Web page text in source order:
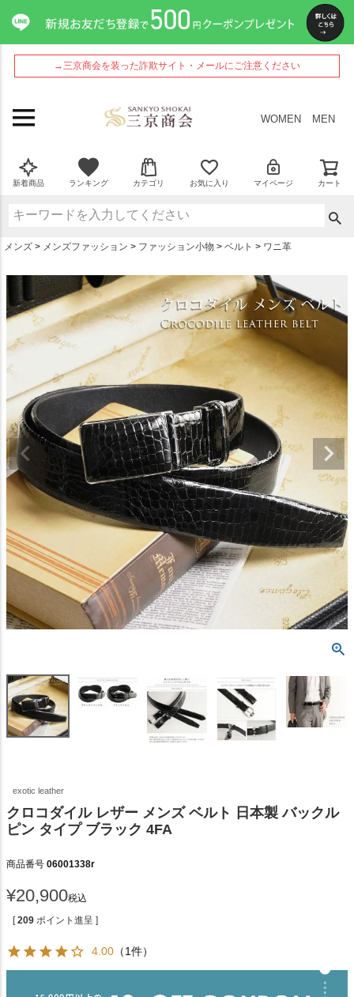
→三京商会を装った詐欺サイト・メールにご注意ください
WOMEN MEN
新着商品 ランキング カテゴリ お気に入り マイページ カート
メンズ メンズファッション ファッション小物 ベルト ワニ革
exotic leather
クロコダイル レザー メンズ ベルト 日本製 バックル
ピン タイプ ブラック 4FA
商品番号 06001338r
¥20,900税込
[ 209 ポイント進呈 ]
4.00 （1件）
ペー
ジト
ップ
へ